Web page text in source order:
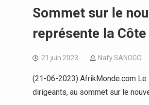
Sommet sur le
représente la Côte
21 juin 2023 Nafy SANOGO
(21-06-2023) AfrikMonde.com Le
dirigeants, au sommet sur le